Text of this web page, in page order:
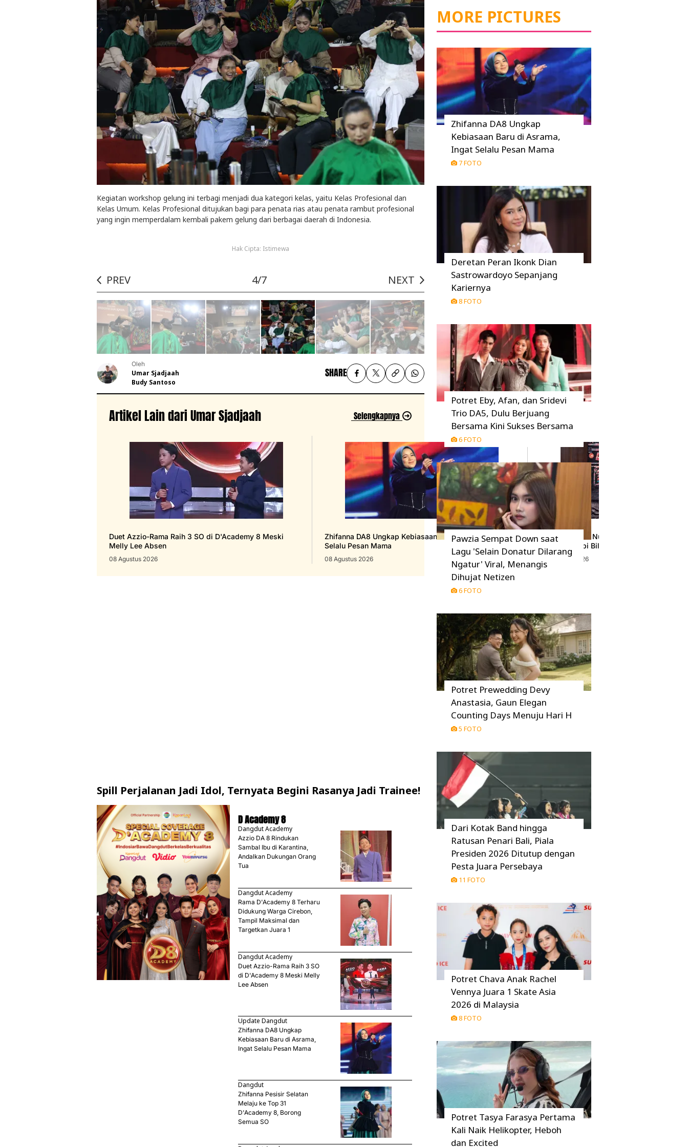
Kegiatan workshop gelung ini terbagi menjadi dua kategori kelas, yaitu Kelas Profesional dan
Kelas Umum. Kelas Profesional ditujukan bagi para penata rias atau penata rambut profesional
yang ingin memperdalam kembali pakem gelung dari berbagai daerah di Indonesia.
Hak Cipta: Istimewa
PREV 4/7 NEXT
Oleh
Umar Sjadjaah
Budy Santoso
SHARE
Artikel Lain dari Umar Sjadjaah Selengkapnya
Duet Azzio-Rama Raih 3 SO di D'Academy 8 Meski
Melly Lee Absen
08 Agustus 2026
Zhifanna DA8 Ungkap Kebiasaan Baru di Asrama, Ingat
Selalu Pesan Mama
08 Agustus 2026
Spekulasi Fedi Nuril-Reza Rahadian di
Manoj Punjabi Bilang Begini
08 Agustus 2026
Spill Perjalanan Jadi Idol, Ternyata Begini Rasanya Jadi Trainee!
D Academy 8
Dangdut Academy
Azzio DA 8 Rindukan
Sambal Ibu di Karantina,
Andalkan Dukungan Orang
Tua
Dangdut Academy
Rama D'Academy 8 Terharu
Didukung Warga Cirebon,
Tampil Maksimal dan
Targetkan Juara 1
Dangdut Academy
Duet Azzio-Rama Raih 3 SO
di D'Academy 8 Meski Melly
Lee Absen
Update Dangdut
Zhifanna DA8 Ungkap
Kebiasaan Baru di Asrama,
Ingat Selalu Pesan Mama
Dangdut
Zhifanna Pesisir Selatan
Melaju ke Top 31
D'Academy 8, Borong
Semua SO
MORE PICTURES
Zhifanna DA8 Ungkap
Kebiasaan Baru di Asrama,
Ingat Selalu Pesan Mama
7 FOTO
Deretan Peran Ikonk Dian
Sastrowardoyo Sepanjang
Kariernya
8 FOTO
Potret Eby, Afan, dan Sridevi
Trio DA5, Dulu Berjuang
Bersama Kini Sukses Bersama
6 FOTO
Pawzia Sempat Down saat
Lagu 'Selain Donatur Dilarang
Ngatur' Viral, Menangis
Dihujat Netizen
6 FOTO
Potret Prewedding Devy
Anastasia, Gaun Elegan
Counting Days Menuju Hari H
5 FOTO
Dari Kotak Band hingga
Ratusan Penari Bali, Piala
Presiden 2026 Ditutup dengan
Pesta Juara Persebaya
11 FOTO
Potret Chava Anak Rachel
Vennya Juara 1 Skate Asia
2026 di Malaysia
8 FOTO
Potret Tasya Farasya Pertama
Kali Naik Helikopter, Heboh
dan Excited